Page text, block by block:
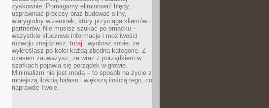
zyskownie. Pomagamy eliminować błędy,
usprawniać procesy oraz budować silny,
wiarygodny wizerunek, który przyciąga klientów i
partnerów. Nie musisz szukać po omacku –
wszystkie kluczowe informacje i możliwości
rozwoju znajdziesz: tutaj i wyobraź sobie, że
wykreślasz po kolei każdą zbędną kategorię. Z
czasem zauważysz, że wraz z porządkiem w
szafkach pojawia się porządek w głowie.
Minimalizm nie jest modą – to sposób na życie z
mniejszą ilością hałasu i większą ilością tego, co
naprawdę Twoje.